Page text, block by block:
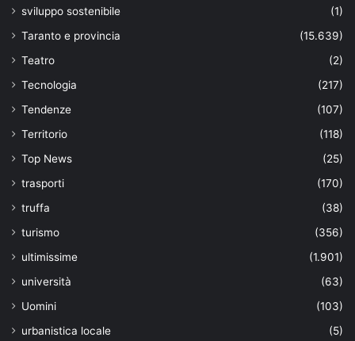
sviluppo sostenibile
(1)
Taranto e provincia
(15.639)
Teatro
(2)
Tecnologia
(217)
Tendenze
(107)
Territorio
(118)
Top News
(25)
trasporti
(170)
truffa
(38)
turismo
(356)
ultimissime
(1.901)
università
(63)
Uomini
(103)
urbanistica locale
(5)